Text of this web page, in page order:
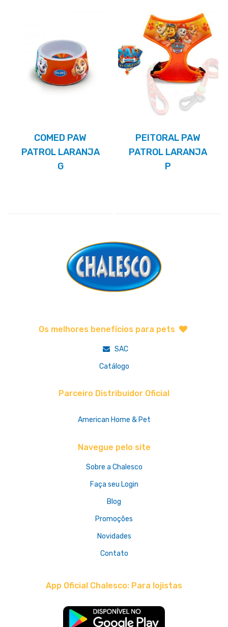
COMED PAW
PATROL LARANJA
G
PEITORAL PAW
PATROL LARANJA
P
Os melhores benefícios para pets
SAC
Catálogo
Parceiro Distribuidor Oficial
American Home & Pet
Navegue pelo site
Sobre a Chalesco
Faça seu Login
Blog
Promoções
Novidades
Contato
App Oficial Chalesco: Para lojistas